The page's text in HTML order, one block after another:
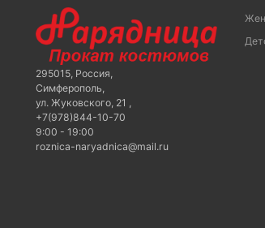
295015, Россия,
Симферополь,
ул. Жуковского, 21 ,
+7(978)844-10-70
9:00 - 19:00
roznica-naryadnica@mail.ru